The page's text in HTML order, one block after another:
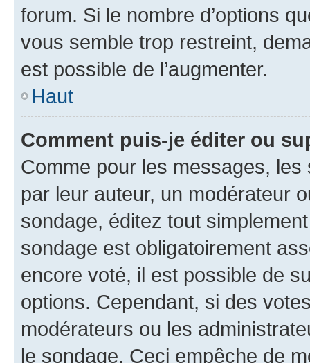
forum. Si le nombre d’options
vous semble trop restreint,
est possible de l’augmenter.
Haut
Comment puis-je éditer ou
Comme pour les messages,
par leur auteur, un modérateur
sondage, éditez tout
sondage est obligatoirement
encore voté, il est possible de
options. Cependant, si des
modérateurs ou les
le sondage. Ceci empêche de